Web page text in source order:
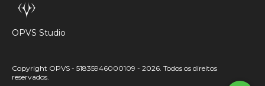
OPVS Studio
Copyright OPVS - 51835946000109 - 2026. Todos os direitos
reservados.